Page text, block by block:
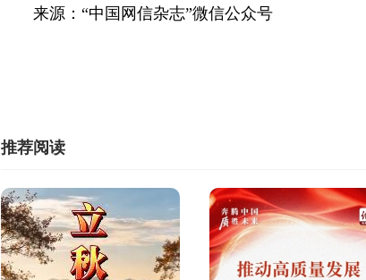
来源：“中国网信杂志”微信公众号
推荐阅读